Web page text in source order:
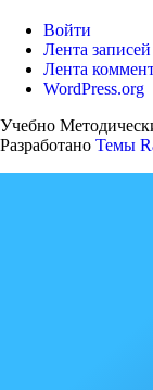
Войти
Лента записей
Лента
WordPress.org
Учебно
Разработано Темы